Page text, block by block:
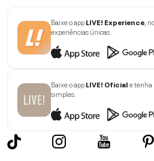
Baixe o appLIVE! Experience ,
experiências únicas.
Baixe o appLIVE! Oficiale
simples.